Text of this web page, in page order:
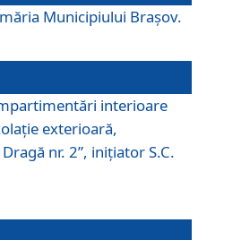
Municipiului Braşov.
interioare
exterioară,
nr. 2”, iniţiator S.C.